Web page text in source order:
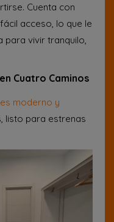
Cuenta con
acceso, lo que le
para vivir tranquilo,
Cuatro Caminos
moderno y
listo para estrenas